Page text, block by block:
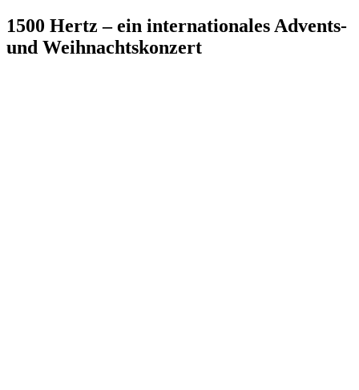
1500 Hertz – ein internationales Advents-
und Weihnachtskonzert